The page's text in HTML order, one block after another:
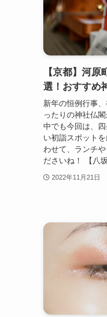
【京都】河
選！おすすめ
新年の恒例行事
ったりの神社仏
中でも今回は、
い初詣スポット
わせて、ランチ
ださいね！ 【八
2022年11月21日